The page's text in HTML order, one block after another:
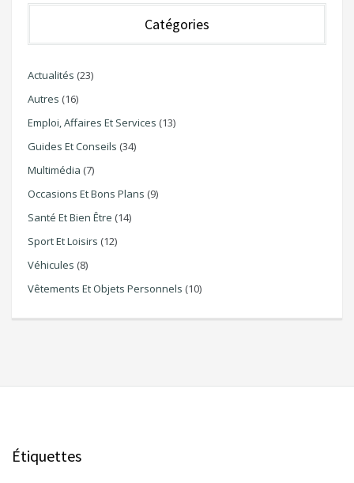
Catégories
Actualités (23)
Autres (16)
Emploi, Affaires Et Services (13)
Guides Et Conseils (34)
Multimédia (7)
Occasions Et Bons Plans (9)
Santé Et Bien Être (14)
Sport Et Loisirs (12)
Véhicules (8)
Vêtements Et Objets Personnels (10)
Étiquettes